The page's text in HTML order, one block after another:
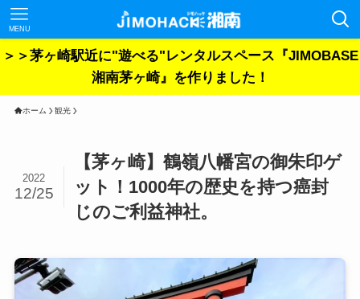
MENU
＞＞茅ヶ崎駅近に"遊べる"レンタルスペース『JIMOBASE
湘南茅ヶ崎』を作りました！
ホーム 観光
【茅ヶ崎】鶴嶺八幡宮の御朱印ゲ
ット！1000年の歴史を持つ癌封
じのご利益神社。
2022
12/25